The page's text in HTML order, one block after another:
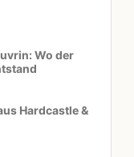
Wo der
Hardcastle &